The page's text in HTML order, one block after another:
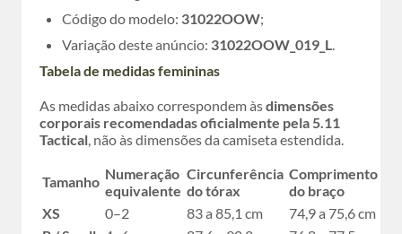
Código do modelo: 31022OOW;
Variação deste anúncio: 31022OOW_019_L.
Tabela de medidas femininas
As medidas abaixo correspondem àsdimensões
corporais recomendadas oficialmente pela 5.11
Tactical, não às dimensões da camiseta estendida.
Tamanho Numeração
equivalente
Circunferência
do tórax
Comprimento
do braço
XS
0–2 83 a 85,1 cm
74,9 a 75,6 cm